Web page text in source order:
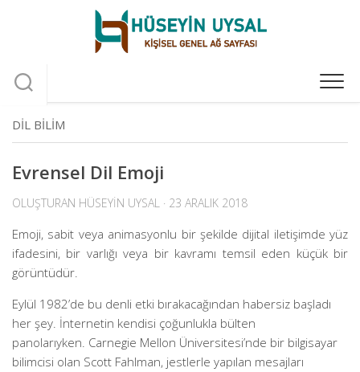
DIL BILIM
Evrensel Dil Emoji
OLUŞTURAN HÜSEYIN UYSAL · 23 ARALIK 2018
Emoji, sabit veya animasyonlu bir şekilde dijital iletişimde yüz
ifadesini, bir varlığı veya bir kavramı temsil eden küçük bir
görüntüdür.
Eylül 1982’de bu denli etki bırakacağından habersiz başladı
her şey. İnternetin kendisi çoğunlukla bülten
panolarıyken. Carnegie Mellon Üniversitesi’nde bir bilgisayar
bilimcisi olan Scott Fahlman, jestlerle yapılan mesajları